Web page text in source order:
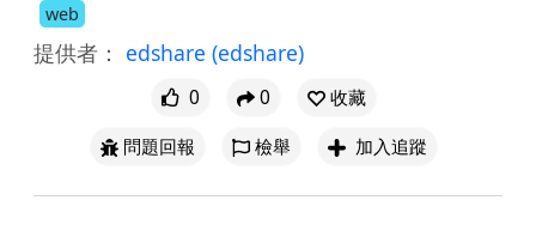
web
提供者： edshare (edshare)
0 0
收藏
問題回報
檢舉 加入追蹤